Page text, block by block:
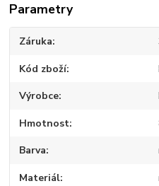
Parametry
Záruka
Kód zboží
Výrobce
Hmotnost
Barva
Materiál